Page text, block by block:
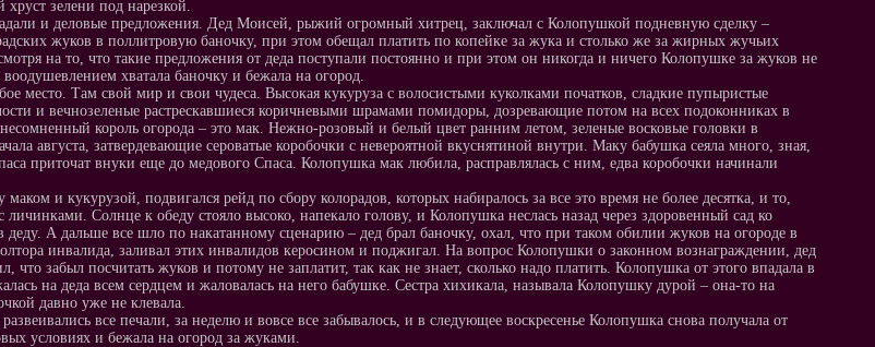
зелени под нарезкой.
и деловые предложения. Дед Моисей, рыжий огромный хитрец, заключал с Колопушкой подневную сделку –
жуков в поллитровую баночку, при этом обещал платить по копейке за жука и столько же за жирных жучьих
на то, что такие предложения от деда поступали постоянно и при этом он никогда и ничего Колопушке за жуков не
хватала баночку и бежала на огород.
место. Там свой мир и свои чудеса. Высокая кукуруза с волосистыми куколками початков, сладкие пупыристые
и вечнозеленые растрескавшиеся коричневыми шрамами помидоры, дозревающие потом на всех подоконниках в
король огорода – это мак. Нежно-розовый и белый цвет ранним летом, зеленые восковые головки в
августа, затвердевающие сероватые коробочки с невероятной вкуснятиной внутри. Маку бабушка сеяла много, зная,
приточат внуки еще до медового Спаса. Колопушка мак любила, расправлялась с ним, едва коробочки начинали
и кукурузой, подвигался рейд по сбору колорадов, которых набиралось за все это время не более десятка, и то,
личинками. Солнце к обеду стояло высоко, напекало голову, и Колопушка неслась назад через здоровенный сад ко
деду. А дальше все шло по накатанному сценарию – дед брал баночку, охал, что при таком обилии жуков на огороде в
инвалида, заливал этих инвалидов керосином и поджигал. На вопрос Колопушки о законном вознаграждении, дед
что забыл посчитать жуков и потому не заплатит, так как не знает, сколько надо платить. Колопушка от этого впадала в
на деда всем сердцем и жаловалась на него бабушке. Сестра хихикала, называла Колопушку дурой – она-то на
давно уже не клевала.
все печали, за неделю и вовсе все забывалось, и в следующее воскресенье Колопушка снова получала от
условиях и бежала на огород за жуками.